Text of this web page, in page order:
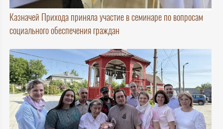
Казначей Прихода приняла участие в семинаре по вопросам
социального обеспечения граждан